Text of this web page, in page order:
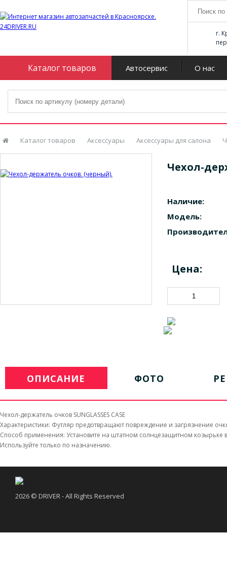
г.
Каталог товаров Автосервис О нас
Каталог товаров Аксессуары Аксессуары для салона
Чехол-
Наличие:
Модель:
Цена:
ОПИСАНИЕ ФОТО
Чехол-держатель очков SUNGLASSES CASE
Характеристики: Футляр предотвращают повреждение и загрязнение
Способ применения: Установите на штатном солнцезащитном
Используйте только по назначению.
2026 © DRIVER - All Rights Reserved